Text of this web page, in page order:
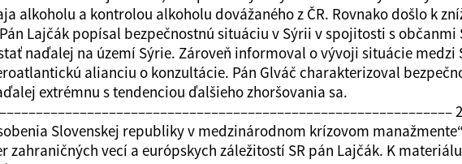
alkoholu a kontrolou alkoholu dovážaného z ČR. Rovnako došlo k
Lajčák popísal bezpečnostnú situáciu v Sýrii v spojitosti s
naďalej na území Sýrie. Zároveň informoval o vývoji situácie medzi
alianciu o konzultácie. Pán Glváč charakterizoval
extrémnu s tendenciou ďalšieho zhoršovania sa.
Slovenskej republiky v medzinárodnom krízovom
zahraničných vecí a európskych záležitostí SR pán Lajčák. K